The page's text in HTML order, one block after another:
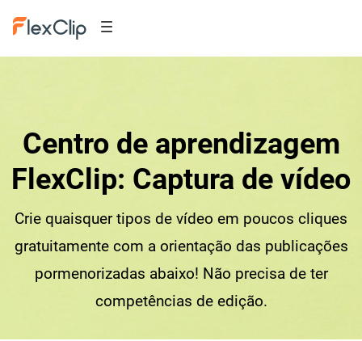
Centro de aprendizagem
FlexClip: Captura de vídeo
Crie quaisquer tipos de vídeo em poucos cliques
gratuitamente com a orientação das publicações
pormenorizadas abaixo! Não precisa de ter
competências de edição.